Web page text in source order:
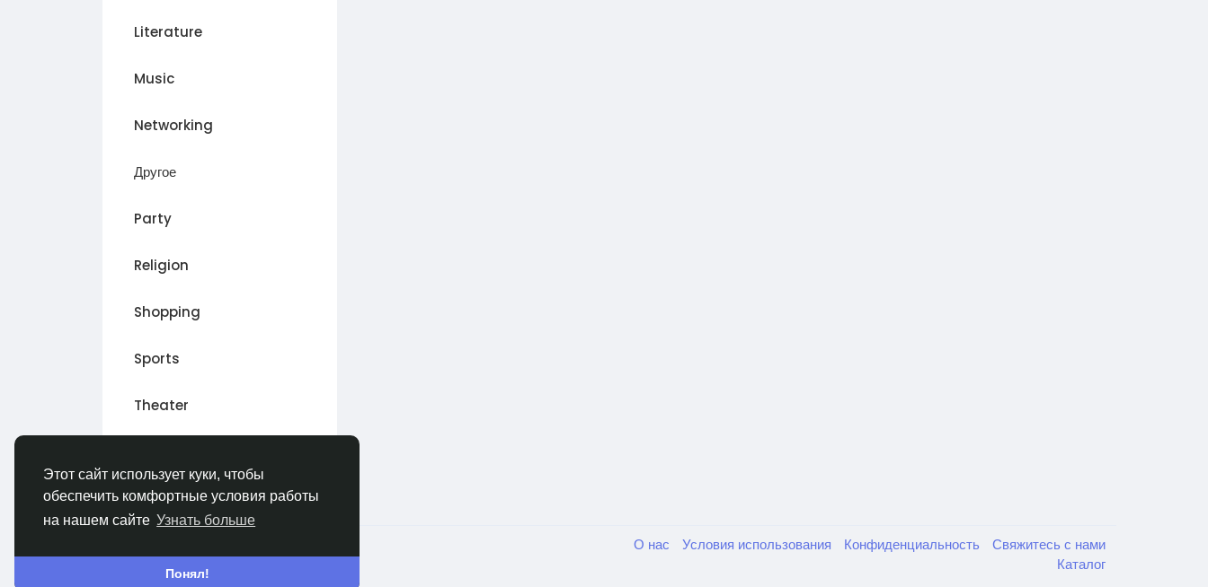
Этот сайт использует куки, чтобы
обеспечить комфортные условия работы
на нашем сайте Узнать больше
Понял!
Literature
Music
Networking
Другое
Party
Religion
Shopping
Sports
Theater
О нас Условия использования Конфиденциальность
Свяжитесь с нами
Каталог